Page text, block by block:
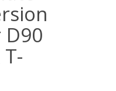
T-